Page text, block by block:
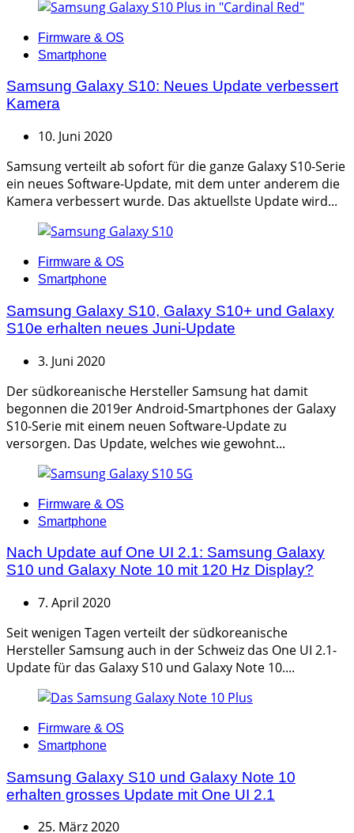
Categories
Firmware & OS
Smartphone
Samsung Galaxy S10: Neues Update verbessert
Kamera
10. Juni 2020
Samsung verteilt ab sofort für die ganze Galaxy S10-Serie
ein neues Software-Update, mit dem unter anderem die
Kamera verbessert wurde. Das aktuellste Update wird...
Categories
Firmware & OS
Smartphone
Samsung Galaxy S10, Galaxy S10+ und Galaxy
S10e erhalten neues Juni-Update
3. Juni 2020
Der südkoreanische Hersteller Samsung hat damit
begonnen die 2019er Android-Smartphones der Galaxy
S10-Serie mit einem neuen Software-Update zu
versorgen. Das Update, welches wie gewohnt...
Categories
Firmware & OS
Smartphone
Nach Update auf One UI 2.1: Samsung Galaxy
S10 und Galaxy Note 10 mit 120 Hz Display?
7. April 2020
Seit wenigen Tagen verteilt der südkoreanische
Hersteller Samsung auch in der Schweiz das One UI 2.1-
Update für das Galaxy S10 und Galaxy Note 10....
Categories
Firmware & OS
Smartphone
Samsung Galaxy S10 und Galaxy Note 10
erhalten grosses Update mit One UI 2.1
25. März 2020